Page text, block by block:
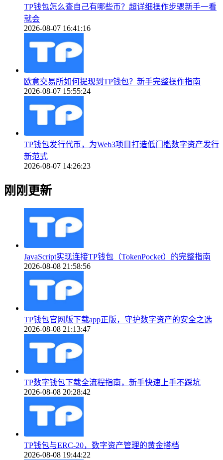
TP钱包怎么查自己有哪些币？超详细操作步骤新手一看
就会
2026-08-07 16:41:16
欧意交易所如何提现到TP钱包？新手完整操作指南
2026-08-07 15:55:24
TP钱包发行代币，为Web3项目打造低门槛数字资产发行
新范式
2026-08-07 14:26:23
刚刚更新
JavaScript实现连接TP钱包（TokenPocket）的完整指南
2026-08-08 21:58:56
TP钱包官网版下载app正版，守护数字资产的安全之选
2026-08-08 21:13:47
TP数字钱包下载全流程指南，新手快速上手不踩坑
2026-08-08 20:28:42
TP钱包与ERC-20，数字资产管理的黄金搭档
2026-08-08 19:44:22